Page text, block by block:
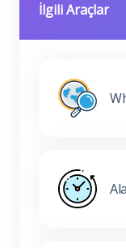
İlgili Araçlar